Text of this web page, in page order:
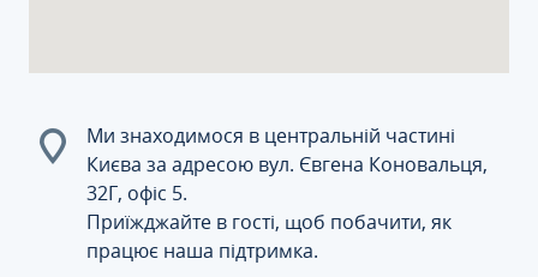
Ми знаходимося в центральній частині
Києва за адресою вул. Євгена Коновальця,
32Г, офіс 5.
Приїжджайте в гості, щоб побачити, як
працює наша підтримка.